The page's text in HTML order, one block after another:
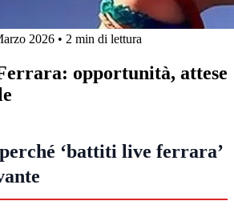
2026 • 2 min di lettura
opportunità, attese
‘battiti live ferrara’